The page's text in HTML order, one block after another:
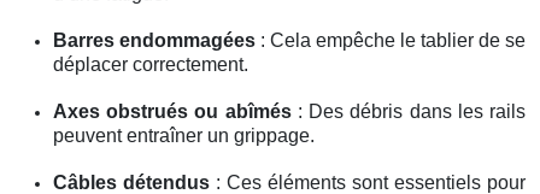
Barres endommagées : Cela empêche le tablier de se
déplacer correctement.
Axes obstrués ou abîmés: Des débris dans les rails
peuvent entraîner un grippage.
Câbles détendus : Ces éléments sont essentiels pour